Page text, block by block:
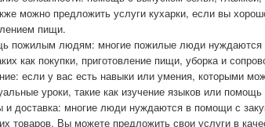
можно предложить услуги кухарки, если вы
пищи.
пожилым людям: многие пожилые люди нуждаются
как покупки, приготовление пищи, уборка и
если у вас есть навыки или умения, которыми
уроки, такие как изучение языков или помощь
и доставка: многие люди нуждаются в помощи с
товаров. Вы можете предложить свои услуги в